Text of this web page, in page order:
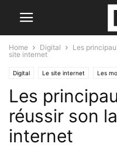
Home Digital
Les
site internet
Digital Le site internet Les
Les
réussir son
internet